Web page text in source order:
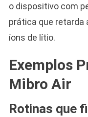
o dispositivo com
prática que retarda
íons de lítio.
Exemplos
Mibro Air
Rotinas que